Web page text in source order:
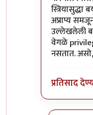
स्त्रियासुद्धा
अप्राप्य
उल्लेखलेली
वेगळे
नसतात.
प्रतिसाद